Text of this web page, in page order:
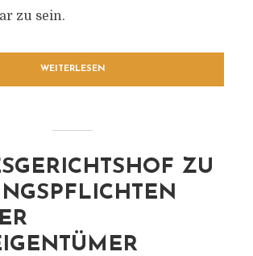
zu sein.
WEITERLESEN
ZU